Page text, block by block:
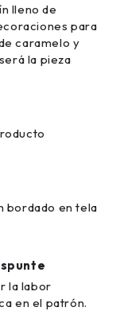
lleno de
para
caramelo y
la pieza
bordado en tela
la labor
en el patrón.